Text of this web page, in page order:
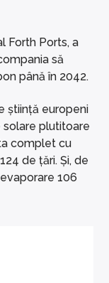
Forth Ports, a
să
până în 2042.
știință europeni
plutitoare
complet cu
de țări. Și, de
106